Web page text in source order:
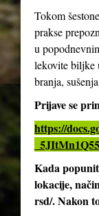
Tokom
prakse
u
lekovite biljke
branja,
Prijave se
https://
Kada
lokacije,
rsd/. Nakon